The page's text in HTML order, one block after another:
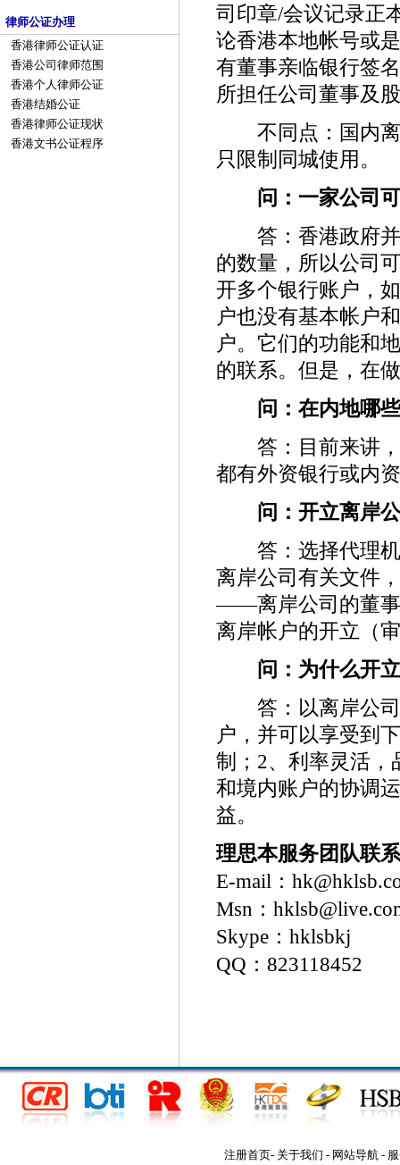
律师公证办理
香港律师公证认证
香港公司律师范围
香港个人律师公证
香港结婚公证
香港律师公证现状
香港文书公证程序
司印章/会议记录正
论香港本地帐号或
有董事亲临银行签
所担任公司董事及
不同点：国内离
只限制同城使用。
问：一家公司
答：香港政府并
的数量，所以公司
开多个银行账户，
户也没有基本帐户
户。它们的功能和
的联系。但是，在
问：在内地哪
答：目前来讲，
都有外资银行或内
问：开立离岸
答：选择代理机
离岸公司有关文件
——离岸公司的董
离岸帐户的开立（
问：为什么开
答：以离岸公司
户，并可以享受到
制；2、利率灵活，
和境内账户的协调
益。
理思本服务团队联
E-mail：
Msn：
Skype：hklsbkj
QQ：823118452
注册首页- 关于我们 - 网站导航 -